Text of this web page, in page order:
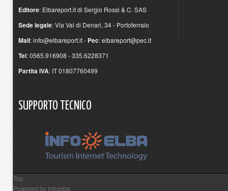
Editore: Elbareport.it di Sergio Rossi & C. SAS
Sede legale: Via Val di Denari, 34 - Portoferraio
Mail:info@elbareport.it- Pec:elbareport@pec.it
Tel: 0565.916908 - 335.6228371
Partita IVA: IT 01807760499
SUPPORTO TECNICO
Top
Powered by Infoelba